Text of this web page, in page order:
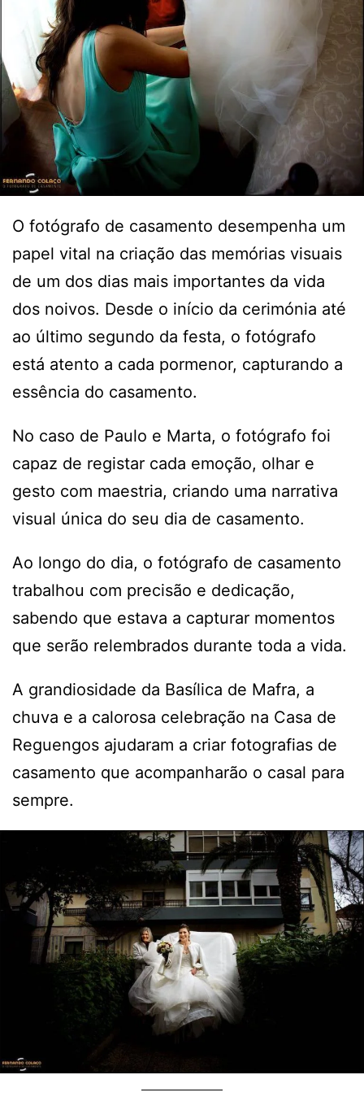
O fotógrafo de casamento desempenha um
papel vital na criação das memórias visuais
de um dos dias mais importantes da vida
dos noivos. Desde o início da cerimónia até
ao último segundo da festa, o fotógrafo
está atento a cada pormenor, capturando a
essência do casamento.
No caso de Paulo e Marta, o fotógrafo foi
capaz de registar cada emoção, olhar e
gesto com maestria, criando uma narrativa
visual única do seu dia de casamento.
Ao longo do dia, o fotógrafo de casamento
trabalhou com precisão e dedicação,
sabendo que estava a capturar momentos
que serão relembrados durante toda a vida.
A grandiosidade da Basílica de Mafra, a
chuva e a calorosa celebração na Casa de
Reguengos ajudaram a criar fotografias de
casamento que acompanharão o casal para
sempre.